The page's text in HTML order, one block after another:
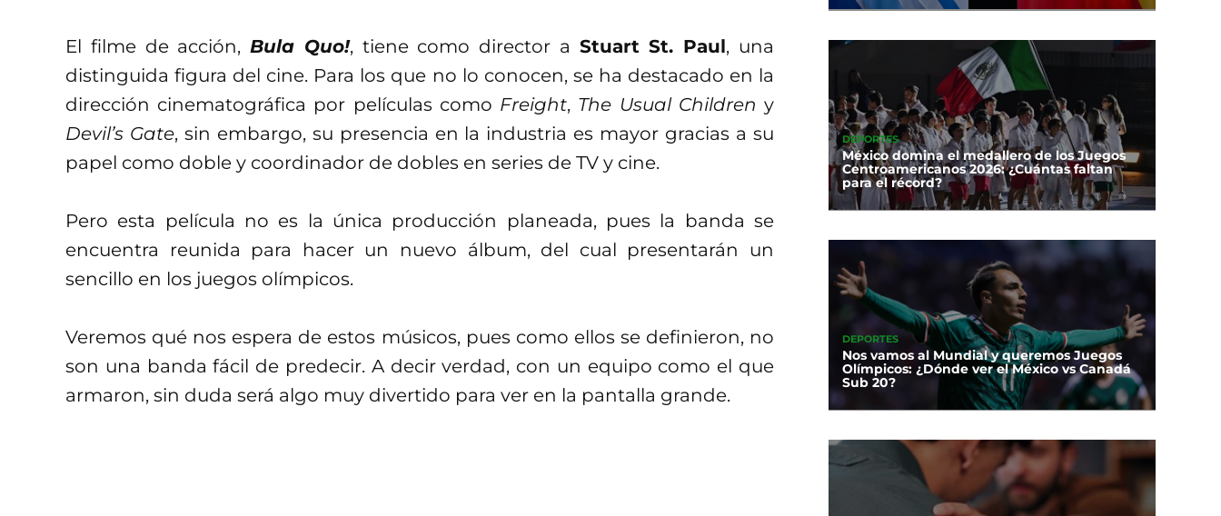
El filme de acción,Bula Quo!, tiene como director a Stuart St. Paul, una
distinguida figura del cine. Para los que no lo conocen, se ha destacado en la
dirección cinematográfica por películas como Freight, The Usual Children y
Devil’s Gate, sin embargo, su presencia en la industria es mayor gracias a su
papel como doble y coordinador de dobles en series de TV y cine.
Pero esta película no es la única producción planeada, pues la banda se
encuentra reunida para hacer un nuevo álbum, del cual presentarán un
sencillo en los juegos olímpicos.
Veremos qué nos espera de estos músicos, pues como ellos se definieron, no
son una banda fácil de predecir. A decir verdad, con un equipo como el que
armaron, sin duda será algo muy divertido para ver en la pantalla grande.
DEPORTES
México domina el medallero de los Juegos
Centroamericanos 2026: ¿Cuántas faltan
para el récord?
DEPORTES
Nos vamos al Mundial y queremos Juegos
Olímpicos: ¿Dónde ver el México vs Canadá
Sub 20?